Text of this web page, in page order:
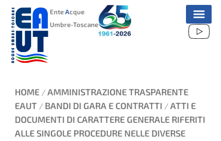
VAI
CONTENUTO
EnteAcque
Umbre-Toscane
HOME / AMMINISTRAZIONE TRASPARENTE
EAUT / BANDI DI GARA E CONTRATTI / ATTI E
DOCUMENTI DI CARATTERE GENERALE RIFERITI
ALLE SINGOLE PROCEDURE NELLE DIVERSE